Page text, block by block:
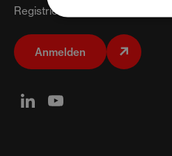
Registriere dich für mehr Insights
Anmelden